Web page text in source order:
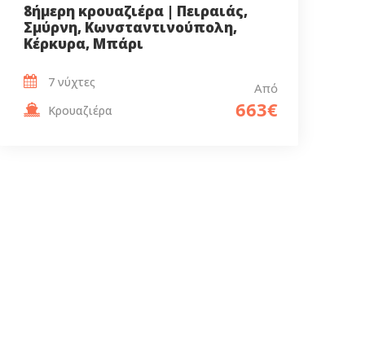
8ήμερη κρουαζιέρα | Πειραιάς,
Σμύρνη, Κωνσταντινούπολη,
Κέρκυρα, Μπάρι
Από
663€
7 νύχτες
Κρουαζιέρα